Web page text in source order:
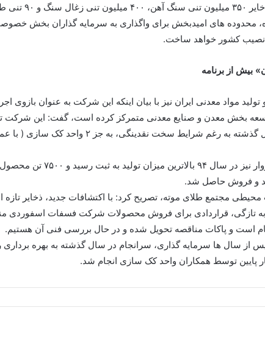
داشت.
محدوده های امیدبخش برای واگذاری به سرمایه گذاران بخش
نصیب کشور خواهد ساخت.
بیش از برنامه
بخش معدن و صنایع معدنی متمرکز کرده است، گفت: این شرکت
وی ادامه داد: در
و فروش حاصل شد.
به تازگی، قراردادی برای فروش محصولات شرکت فسفات اسفوردی
است و پاکات مناقصه تحویل شده و در حال بررسی فنی آن هستیم.
از سال ها سرمایه گذاری، سرانجام در سال گذشته به بهره
پایین توسط همکاران واحد کک سازی انجام شد.